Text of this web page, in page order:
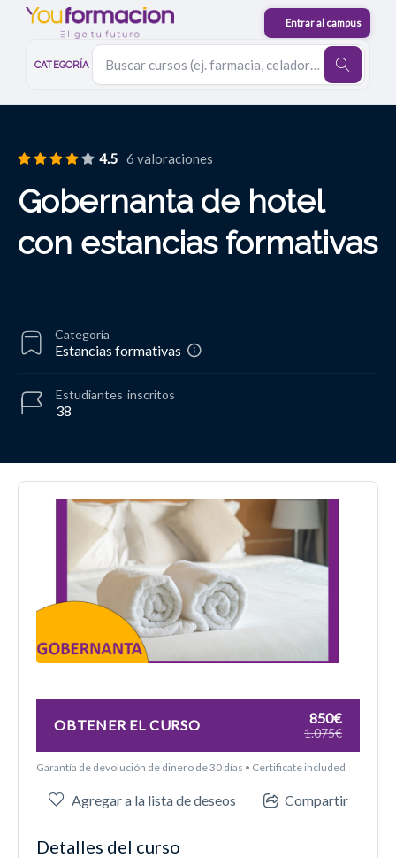
CATEGORÍA
4.5 6 valoraciones
Gobernanta de hotel
con estancias formativas
Categoría
Estancias formativas
38
Estudiantes inscritos
OBTENER EL CURSO 850€
1.075€
Garantía de devolución de dinero de 30 días • Certificate included
Agregar a la lista de deseos Compartir
Detalles del curso